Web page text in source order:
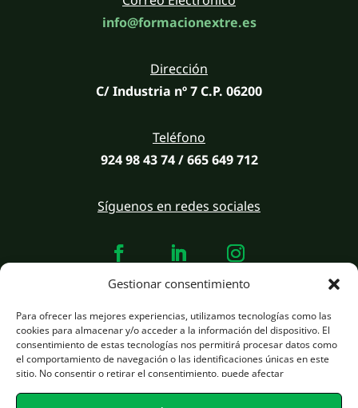
Gestionar consentimiento
Para ofrecer las mejores experiencias, utilizamos tecnologías como las
cookies para almacenar y/o acceder a la información del dispositivo. El
consentimiento de estas tecnologías nos permitirá procesar datos como
el comportamiento de navegación o las identificaciones únicas en este
sitio. No consentir o retirar el consentimiento, puede afectar
info@formacionextre.es
Dirección
C/ Industria nº 7 C.P. 06200
Teléfono
924 98 43 74 / 665 649 712
Síguenos en redes sociales
Desarrollado porinfotec.siestrategia y marketingpro.infotec.si
Avisos Legales